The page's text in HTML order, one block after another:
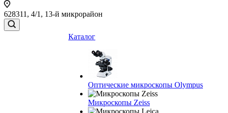
628311, 4/1, 13-й микрорайон
Каталог
Оптические микроскопы Olympus
Микроскопы Zeiss